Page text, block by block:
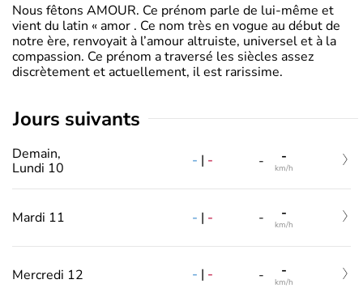
Nous fêtons AMOUR. Ce prénom parle de lui-même et
vient du latin « amor . Ce nom très en vogue au début de
notre ère, renvoyait à l’amour altruiste, universel et à la
compassion. Ce prénom a traversé les siècles assez
discrètement et actuellement, il est rarissime.
jours suivants
Demain,
Lundi 10
- | - - -
km/h
Mardi 11 - | - - -
km/h
Mercredi 12 - | - - -
km/h